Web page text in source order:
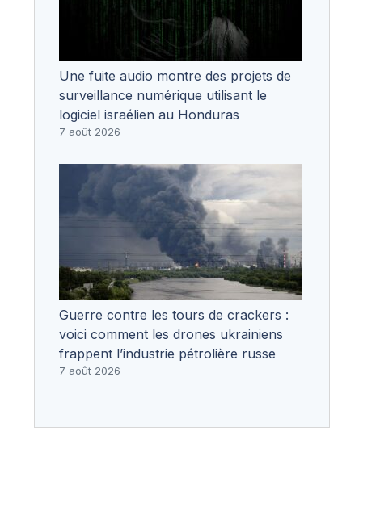
Une fuite audio montre des projets de
surveillance numérique utilisant le
logiciel israélien au Honduras
7 août 2026
Guerre contre les tours de crackers :
voici comment les drones ukrainiens
frappent l’industrie pétrolière russe
7 août 2026